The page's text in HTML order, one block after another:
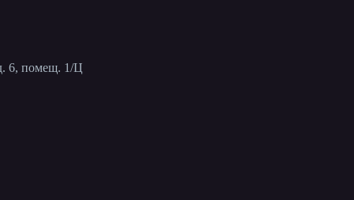
6, помещ. 1/Ц